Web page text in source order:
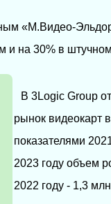
«М.Видео-
и на 30% в
В 3Logic Group
рынок видеокарт
показателями
2023 году объем
2022 году - 1,3